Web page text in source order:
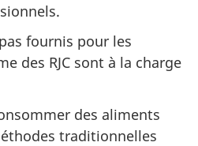
fournis pour les
des RJC sont à la charge
des aliments
traditionnelles